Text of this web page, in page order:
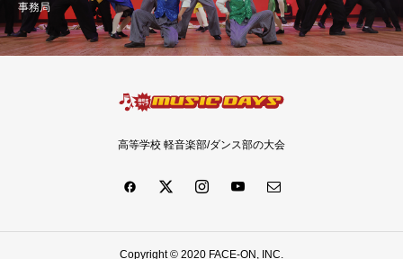
事務局
高等学校 軽音楽部/ダンス部の大会
Copyright © 2020 FACE-ON, INC.